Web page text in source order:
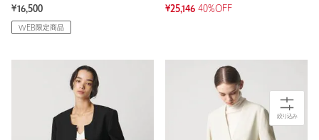
¥16,500
WEB限定商品
¥25,146 40%OFF
絞り込み